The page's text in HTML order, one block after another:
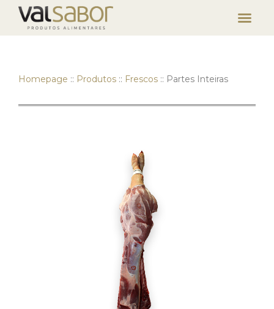
Homepage :: Produtos :: Frescos :: Partes Inteiras